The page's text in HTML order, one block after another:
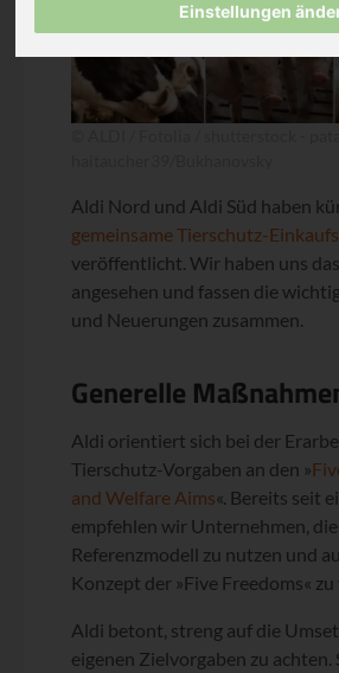
Einstellungen
Aldi Nord und Aldi Süd haben
gemeinsame Tierschutz-
veröffentlicht. Wir haben uns
angesehen und fassen die
und Neuerungen zusammen.
Generelle
Aldi orientiert sich bei der
Tierschutz-Vorgaben an den »
and Welfare Aims«. Bereits seit
empfehlen wir Unternehmen,
Referenzmodell zu nutzen und
Konzept der »Five Freedoms« zu
Aldi betont, streng auf die
eigenen Zielvorgaben zu achten.